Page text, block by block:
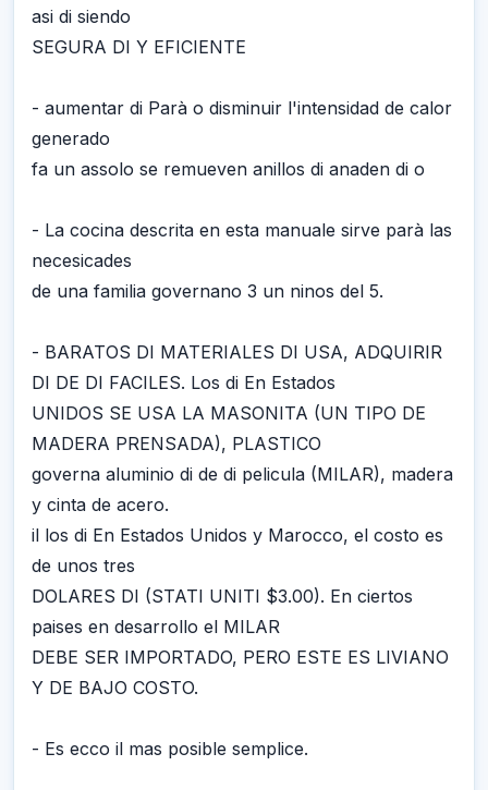
asi di siendo
SEGURA DI Y EFICIENTE
- aumentar di Parà o disminuir l'intensidad de calor
generado
fa un assolo se remueven anillos di anaden di o
- La cocina descrita en esta manuale sirve parà las
necesicades
de una familia governano 3 un ninos del 5.
- BARATOS DI MATERIALES DI USA, ADQUIRIR
DI DE DI FACILES. Los di En Estados
UNIDOS SE USA LA MASONITA (UN TIPO DE
MADERA PRENSADA), PLASTICO
governa aluminio di de di pelicula (MILAR), madera
y cinta de acero.
il los di En Estados Unidos y Marocco, el costo es
de unos tres
DOLARES DI (STATI UNITI $3.00). En ciertos
paises en desarrollo el MILAR
DEBE SER IMPORTADO, PERO ESTE ES LIVIANO
Y DE BAJO COSTO.
- Es ecco il mas posible semplice.